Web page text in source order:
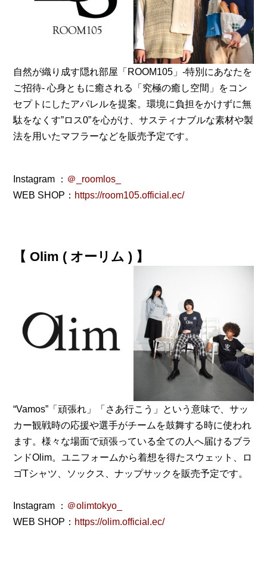
自然が織り成す隠れ部屋「ROOM105」-特別にあなたを
ご招待- 心身ともに癒される「究極の癒し空間」をコン
セプトにしたアパレルを提案。環境に負担をかけずに無
駄をなくす”ロス0”を心がけ、サスティナブルな素材や製
法を用いたマフラーなどを販売予定です。
Instagram ： ＠_roomlos_
WEB SHOP： https://room105.official.ec/
【 Olim ( オーリム ) 】
“Vamos”「頑張れ」「さあ行こう」という意味で、サッ
カー観戦時の応援や選手がチームを鼓舞する時に使われ
ます。様々な場面で頑張っている全ての人へ届けるブラ
ンドOlim。ユニフォームから着想を得たスウェット、ロ
ゴTシャツ、ソックス、ナップサックを販売予定です。
Instagram ： ＠olimtokyo_
WEB SHOP： https://olim.official.ec/